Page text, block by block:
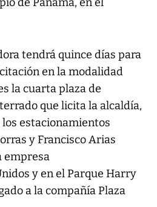
de Panamá, en el
tendrá quince días para
en la modalidad
la cuarta plaza de
que licita la alcaldía,
estacionamientos
y Francisco Arias
empresa
y en el Parque Harry
a la compañía Plaza